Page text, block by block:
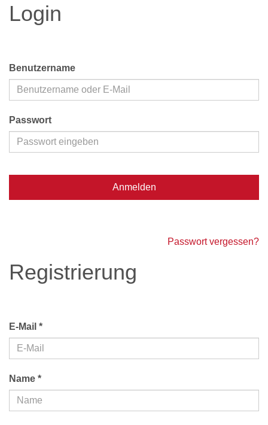
Login
Benutzername
Passwort
Anmelden
Passwort vergessen?
Registrierung
E-Mail *
Name *